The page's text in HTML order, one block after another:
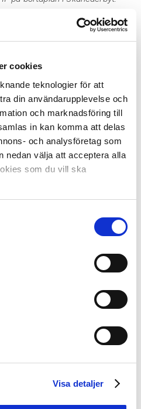
cookies
teknologier för att
din användarupplevelse och
och marknadsföring till
in kan komma att delas
och analysföretag som
nedan välja att acceptera alla
som du vill ska
Visa detaljer
fyra bortamatcher.
maj är färdigspelade. Trots
bortamatcher har laget
fortsatt stå för ett
spel.
i slutminuterna borta mot
åkte man till Olympia och
IF med 1–0.
tillsammans med Trelleborgs
Gefle IF:s Mikael Bengtsson.
från riksmedia och från
möjlighet att rösta
för två tredjedelar,
en tredjedel, och en